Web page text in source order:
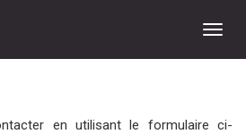
Menu
en utilisant le formulaire ci-